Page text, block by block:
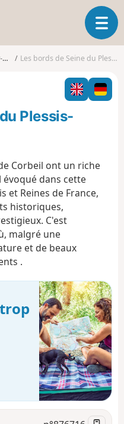
O
u
v
i
r
l
Les bords de Seine du Plessis-Chênet à Évry
Plessis-
Corbeil ont un riche
dans cette
et Reines de France,
historiques,
C'est
malgré une
et de beaux
.